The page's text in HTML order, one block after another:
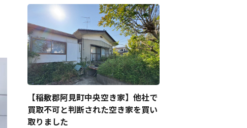
【稲敷郡阿見町中央空き家】他社で
買取不可と判断された空き家を買い
取りました